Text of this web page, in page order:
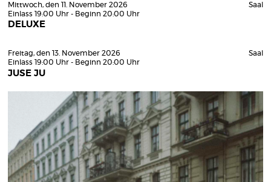
Mittwoch, den 11. November 2026
Einlass 19:00 Uhr - Beginn 20:00 Uhr
DELUXE
Saal
Freitag, den 13. November 2026
Einlass 19:00 Uhr - Beginn 20:00 Uhr
JUSE JU
Saal